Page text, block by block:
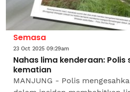
Semasa
23 Oct 2025 09:29am
Nahas lima kenderaan: Polis
kematian
MANJUNG - Polis